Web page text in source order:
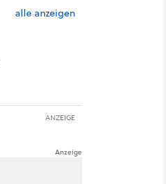
alle anzeigen
ANZEIGE